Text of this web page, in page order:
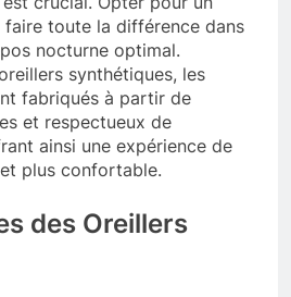
toute la différence dans
nocturne optimal.
synthétiques, les
fabriqués à partir de
et respectueux de
ainsi une expérience de
plus confortable.
des Oreillers